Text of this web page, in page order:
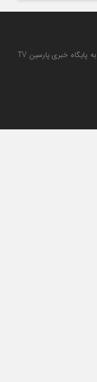
کلیه حقوق مادی و معنوی این سایت محفوظ و متعلق به پایگاه خبری پارسین TV